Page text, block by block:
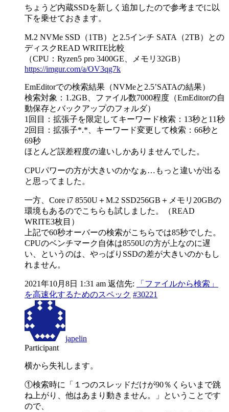
ちょうど内蔵SSDを新しく追加したので参考までに以
下を乗せておきます。
M.2 NVMe SSD（1TB）と2.5インチ SATA（2TB）との
ディスクREAD WRITE比較
（CPU：Ryzen5 pro 3400GE、メモリ32GB）
https://imgur.com/a/OV3qg7k
EmEditorでの検索結果（NVMeと2.5’SATAの結果）
検索対象：1.2GB、ファイル数7000程度（EmEditorの自
動保存とバックアップのフォルダ）
1回目：拡張子を限定してキーワード検索：13秒と11秒
2回目：拡張子*.*、キーワード変更して検索：66秒と
69秒
ほとんど誤差程度の違いしかありませんでした。
CPUパワーの方が大きいのかなぁ…もっと違いが出る
と思ってました。
一方、Core i7 8550U＋M.2 SSD256GB＋メモリ20GBの
環境もあるのでこちらも試しました。（READ
WRITE3枚目）
上記で60秒オーバーの検索がこちらでは85秒でした。
CPUのベンチマーク自体は8550Uの方が上なのに遅
い、というのは、やっぱりSSDの差が大きいのかもし
れません。
2021年10月8日 1:31 am 返信先:
「ファイルから検索」
を高速化するためのスペック #30221
japelin
Participant
横から失礼します。
①検索時に「１つのスレッドだけが90％くらいまで跳
ね上がり、他はあまり動きません。」ということです
ので、